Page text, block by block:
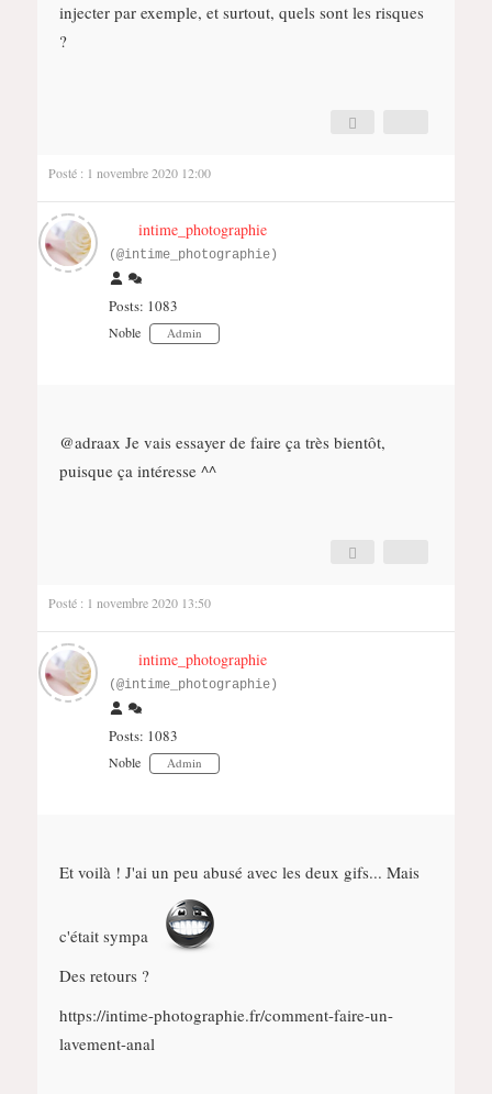
injecter par exemple, et surtout, quels sont les risques
?
Posté : 1 novembre 2020 12:00
intime_photographie
(@intime_photographie)
Posts: 1083
Noble Admin
@adraax Je vais essayer de faire ça très bientôt,
puisque ça intéresse ^^
Posté : 1 novembre 2020 13:50
intime_photographie
(@intime_photographie)
Posts: 1083
Noble Admin
Et voilà ! J'ai un peu abusé avec les deux gifs... Mais
c'était sympa
Des retours ?
https://intime-photographie.fr/comment-faire-un-
lavement-anal